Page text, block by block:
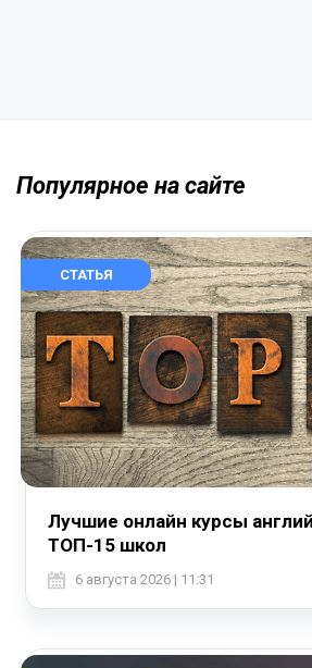
Популярное на сайте
СТАТЬЯ
Лучшие онлайн курсы
ТОП-15 школ
6 августа 2026 | 11:31